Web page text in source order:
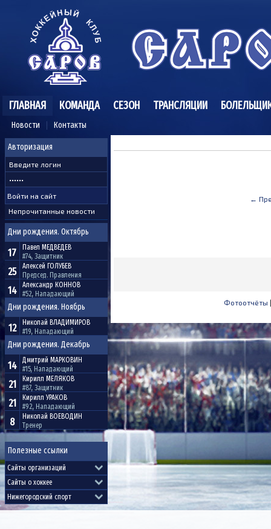
ГЛАВНАЯ
Новости Контакты
КОМАНДА СЕЗОН ТРАНСЛЯЦИИ
Авторизация
Непрочитанные новости
Дни рождения. Октябрь
17 Павел МЕДВЕДЕВ
#74, Защитник
25 Алексей ГОЛУБЕВ
Председ. Правления
14 Александр КОННОВ
#52, Нападающий
Дни рождения. Ноябрь
12 Николай ВЛАДИМИРОВ
#19, Нападающий
Дни рождения. Декабрь
14 Дмитрий МАРКОВИН
#15, Нападающий
21 Кирилл МЕЛЯКОВ
#87, Защитник
21 Кирилл УРАКОВ
#92, Нападающий
8 Николай ВОЕВОДИН
Тренер
Полезные ссылки
←
Фотоотчёты